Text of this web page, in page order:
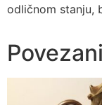
odličnom stanju,